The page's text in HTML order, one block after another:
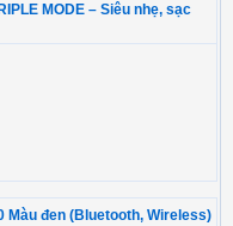
MODE – Siêu nhẹ, sạc
Màu đen (Bluetooth, Wireless)